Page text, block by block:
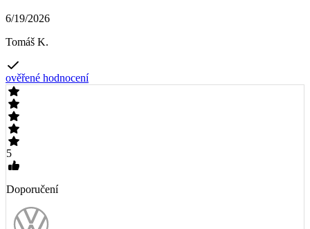
6/19/2026
Tomáš K.
ověřené hodnocení
5
Doporučení